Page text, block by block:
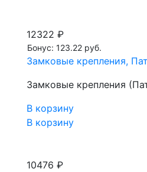
12322 ₽
Бонус: 123.22 руб.
Замковые крепления,
Замковые крепления
В корзину
В корзину
10476 ₽